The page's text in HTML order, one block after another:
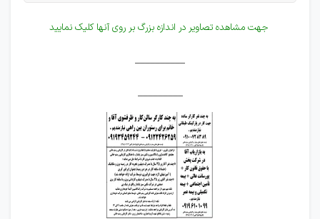
جهت مشاهده تصاویر در اندازه بزرگ بر روی آنها کلیک نمایید
__________
_________